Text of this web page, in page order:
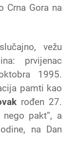
Crna Gora na
vežu
prvijenac
1995.
pamti kao
rođen 27.
pakt”, a
na Dan